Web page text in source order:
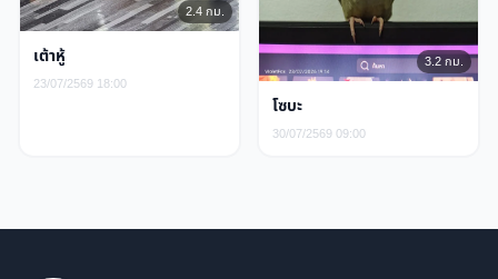
2.4 กม.
เต้าหู้
23/07/2569 18:00
3.2 กม.
โซบะ
30/07/2569 09:00